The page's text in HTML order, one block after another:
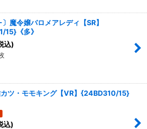
〕魔令嬢バロメアレディ【SR】
15}《多》
込)
ツ・モモキング【VR】{24BD310/15}
込)